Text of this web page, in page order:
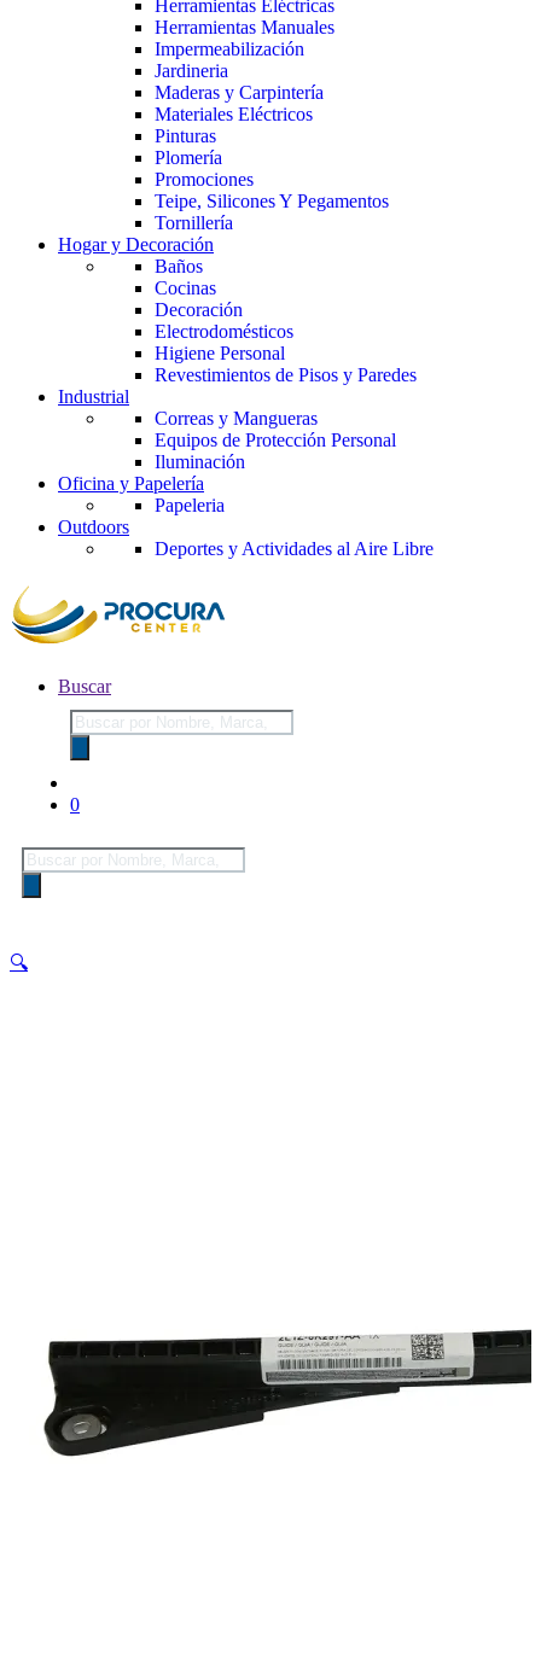
Herramientas Eléctricas
Herramientas Manuales
Impermeabilización
Jardineria
Maderas y Carpintería
Materiales Eléctricos
Pinturas
Plomería
Promociones
Teipe, Silicones Y Pegamentos
Tornillería
Hogar y Decoración
Baños
Cocinas
Decoración
Electrodomésticos
Higiene Personal
Revestimientos de Pisos y Paredes
Industrial
Correas y Mangueras
Equipos de Protección Personal
Iluminación
Oficina y Papelería
Papeleria
Outdoors
Deportes y Actividades al Aire Libre
Buscar
Búsqueda
de
productos
0
Búsqueda
de
productos
🔍